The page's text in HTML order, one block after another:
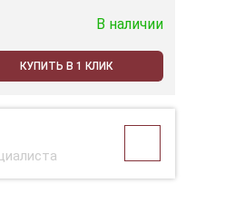
В наличии
КУПИТЬ В 1 КЛИК